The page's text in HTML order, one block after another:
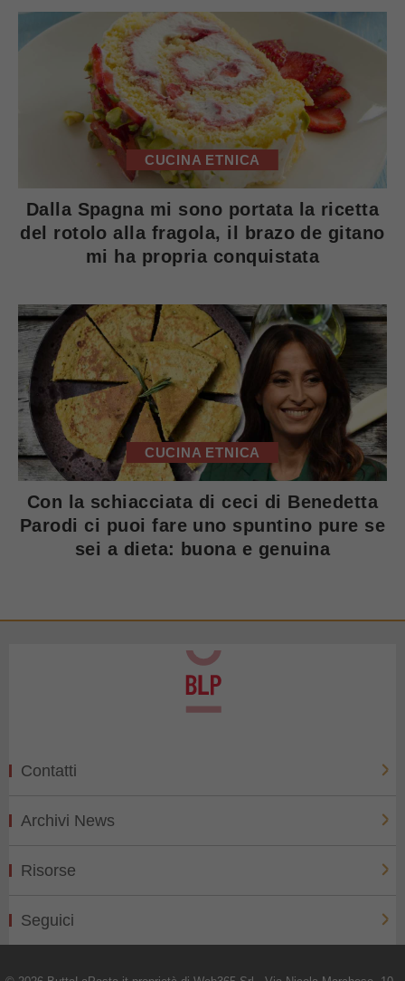
CUCINA ETNICA
Dalla Spagna mi sono portata la ricetta
del rotolo alla fragola, il brazo de gitano
mi ha propria conquistata
CUCINA ETNICA
Con la schiacciata di ceci di Benedetta
Parodi ci puoi fare uno spuntino pure se
sei a dieta: buona e genuina
Contatti
Archivi News
Risorse
Seguici